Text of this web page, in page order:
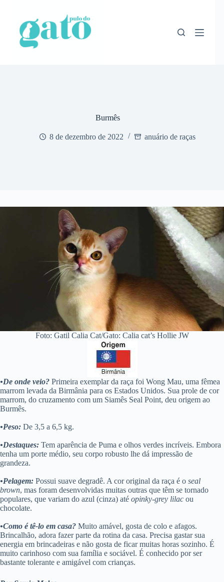
conteúdo
Burmês
8 de dezembro de 2022 anuário de raças
Foto: Gatil Calia Cat/Gato: Calia cat’s Hollie JW
•De onde veio? Primeira exemplar da raça foi Wong Mau, uma fêmea
marrom levada da Birmânia para os Estados Unidos. Sua prole de cor
marrom, do cruzamento com um Siamês Seal Point, deu origem ao
Burmês.
•Peso: De 3,5 a 6,5 kg.
•Destaques: Tem aparência de Puma e olhos verdes incríveis. Embora
tenha um porte médio, seu corpo robusto lhe dá impressão de
grandeza.
•Pelagem: Possui suave degradê. A cor original da raça é o seal
brown, mas foram desenvolvidas muitas outras que têm se tornado
populares, que variam do azul (cinza) até opinky-grey lilac ou
chocolate.
•Como é tê-lo em casa? Muito amável, gosta de colo e afagos.
Brincalhão, adora fazer parte da rotina da casa. Precisa gastar sua
energia em brincadeiras e não gosta de ficar muitas horas sozinho. É
muito carinhoso com sua família e sociável. É conhecido por ser
bastante tolerante e amigável com crianças.